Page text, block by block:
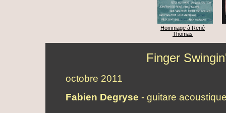
Hommage à René
Thomas
Finger
octobre 2011
Fabien Degryse - guitare